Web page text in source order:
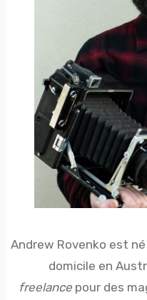
Andrew Rovenko est
domicile en
freelance pour des